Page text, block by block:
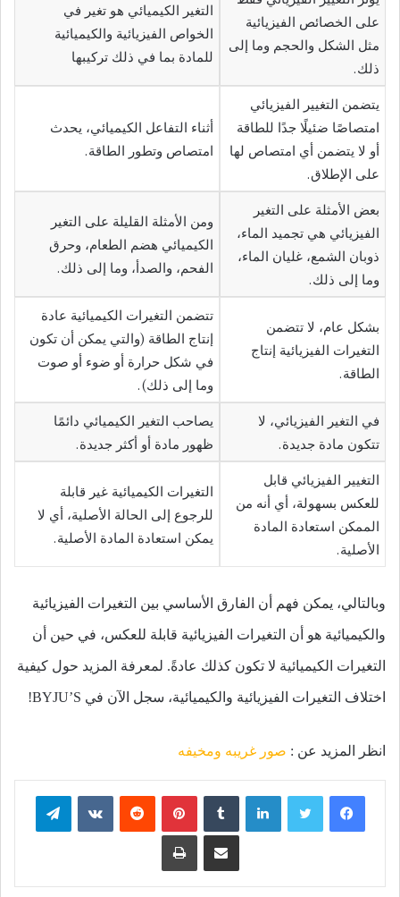
على الخصائص الفيزيائية
مثل الشكل والحجم وما إلى
ذلك.
التغير الكيميائي هو تغير في
الخواص الفيزيائية والكيميائية
للمادة بما في ذلك تركيبها
يتضمن التغيير الفيزيائي
امتصاصًا ضئيلًا جدًا للطاقة
أو لا يتضمن أي امتصاص لها
على الإطلاق.
أثناء التفاعل الكيميائي، يحدث
امتصاص وتطور الطاقة.
بعض الأمثلة على التغير
الفيزيائي هي تجميد الماء،
ذوبان الشمع، غليان الماء،
وما إلى ذلك.
ومن الأمثلة القليلة على التغير
الكيميائي هضم الطعام، وحرق
الفحم، والصدأ، وما إلى ذلك.
بشكل عام، لا تتضمن
التغيرات الفيزيائية إنتاج
الطاقة.
تتضمن التغيرات الكيميائية عادة
إنتاج الطاقة (والتي يمكن أن تكون
في شكل حرارة أو ضوء أو صوت
وما إلى ذلك).
في التغير الفيزيائي، لا
تتكون مادة جديدة.
يصاحب التغير الكيميائي دائمًا
ظهور مادة أو أكثر جديدة.
التغيير الفيزيائي قابل
للعكس بسهولة، أي أنه من
الممكن استعادة المادة
الأصلية.
التغيرات الكيميائية غير قابلة
للرجوع إلى الحالة الأصلية، أي لا
يمكن استعادة المادة الأصلية.
وبالتالي، يمكن فهم أن الفارق الأساسي بين التغيرات الفيزيائية
والكيميائية هو أن التغيرات الفيزيائية قابلة للعكس، في حين أن
التغيرات الكيميائية لا تكون كذلك عادةً. لمعرفة المزيد حول كيفية
اختلاف التغيرات الفيزيائية والكيميائية، سجل الآن في BYJU’S!
انظر المزيد عن : صور غريبه ومخيفه
فيسبوكتويتر لينكدإن ‏Tumblr بينتيريست
‏Reddit
‏VKontakte تيلقرام
مشاركة عبر البريد طباعة